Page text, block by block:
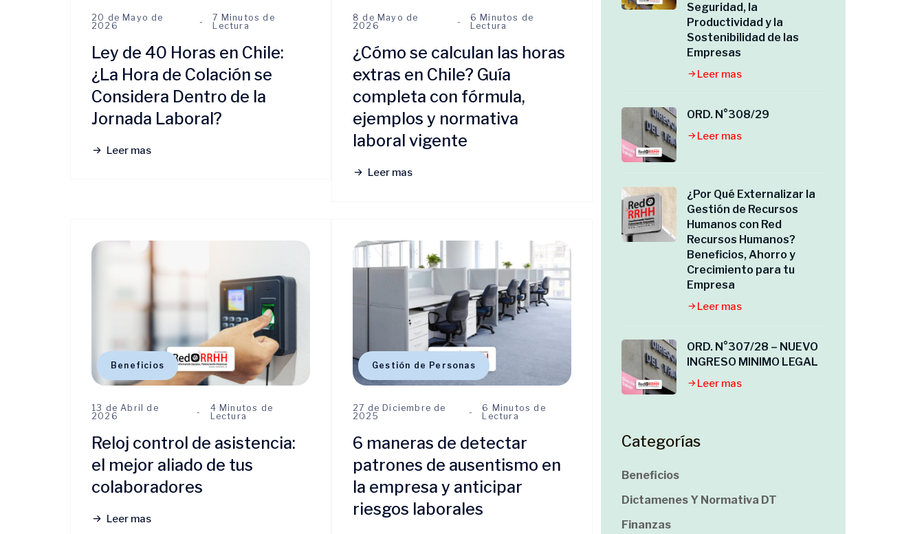
20 de Mayo de
2026
7 Minutos de
Lectura
Ley de 40 Horas en Chile:
¿La Hora de Colación se
Considera Dentro de la
Jornada Laboral?
Leer mas
8 de Mayo de
2026
6 Minutos de
Lectura
¿Cómo se calculan las horas
extras en Chile? Guía
completa con fórmula,
ejemplos y normativa
laboral vigente
Leer mas
Beneficios
13 de Abril de
2026
4 Minutos de
Lectura
Reloj control de asistencia:
el mejor aliado de tus
colaboradores
Leer mas
Gestión de Personas
27 de Diciembre de
2025
6 Minutos de
Lectura
6 maneras de detectar
patrones de ausentismo en
la empresa y anticipar
riesgos laborales
Seguridad, la
Productividad y la
Sostenibilidad de las
Empresas
Leer mas
ORD. N°308/29
Leer mas
¿Por Qué Externalizar la
Gestión de Recursos
Humanos con Red
Recursos Humanos?
Beneficios, Ahorro y
Crecimiento para tu
Empresa
Leer mas
ORD. N°307/28 – NUEVO
INGRESO MINIMO LEGAL
Leer mas
Categorías
Beneficios
Dictamenes Y Normativa DT
Finanzas